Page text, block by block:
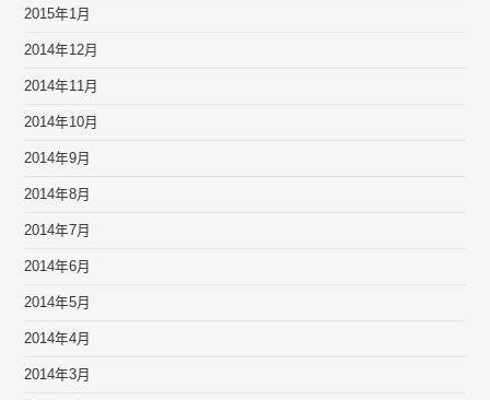
2015年1月
2014年12月
2014年11月
2014年10月
2014年9月
2014年8月
2014年7月
2014年6月
2014年5月
2014年4月
2014年3月